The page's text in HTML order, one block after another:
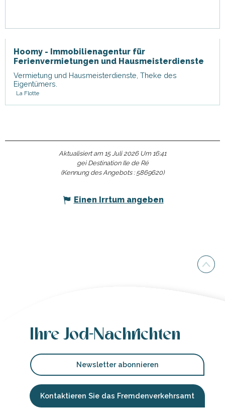
Hoomy - Immobilienagentur für
Ferienvermietungen und Hausmeisterdienste
Vermietung und Hausmeisterdienste, Theke des
Eigentümers.
La Flotte
Aktualisiert am 15 Juli 2026 Um 16:41
gei Destination Ile de Ré
(Kennung des Angebots : 5869620)
Einen Irrtum angeben
Ihre Jod-Nachrichten
Newsletter abonnieren
Kontaktieren Sie das Fremdenverkehrsamt